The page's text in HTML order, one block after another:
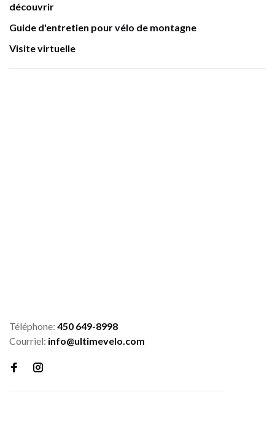
découvrir
Guide d'entretien pour vélo de montagne
Visite virtuelle
Téléphone: 450 649-8998
Courriel: info@ultimevelo.com